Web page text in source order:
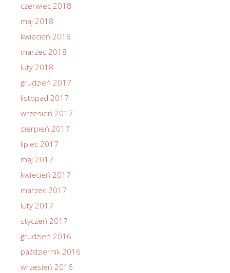
czerwiec 2018
maj 2018
kwiecień 2018
marzec 2018
luty 2018
grudzień 2017
listopad 2017
wrzesień 2017
sierpień 2017
lipiec 2017
maj 2017
kwiecień 2017
marzec 2017
luty 2017
styczeń 2017
grudzień 2016
październik 2016
wrzesień 2016